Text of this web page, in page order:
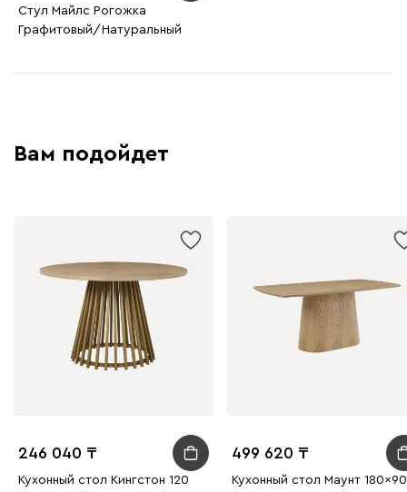
Стул Майлс Рогожка
Графитовый/Натуральный
Вам подойдет
246 040
Кухонный стол Кингстон 120
499 620
Кухонный стол Маунт 180x90